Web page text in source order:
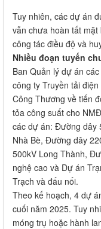
Tuy nhiên, các dự án
vẫn chưa hoàn tất
công tác điều độ và
Nhiều đoạn tuyến
Ban Quản lý dự án
công ty Truyền tải
Công Thương về tiến
tỏa công suất cho
các dự án: Đường dây
Nhà Bè, Đường dây
500kV Long Thành,
nghệ cao và Dự án
Trạch và đấu nối.
Theo kế hoạch, 4 dự
cuối năm 2025. Tuy
móng trụ hoặc hành